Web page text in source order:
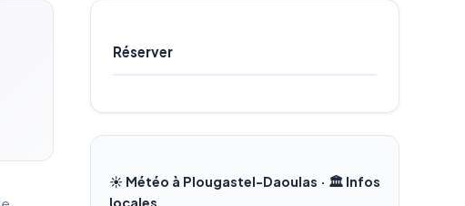
Réserver
☀️ Météo à Plougastel-Daoulas · 🏛️ Infos
locales